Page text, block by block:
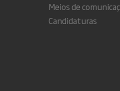
Meios de
Candidaturas